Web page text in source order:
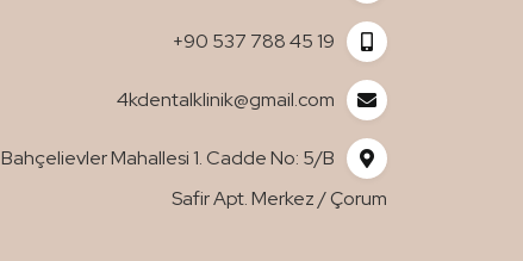
+90 537 788 45 19
4kdentalklinik@gmail.com
Bahçelievler Mahallesi 1. Cadde No: 5/B
Safir Apt. Merkez / Çorum